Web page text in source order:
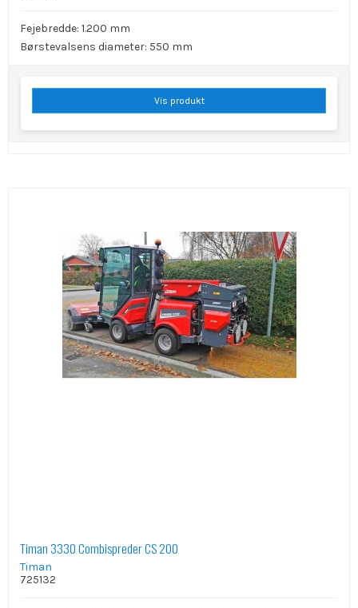
Fejebredde: 1.200 mm
Børstevalsens diameter: 550 mm
Vis produkt
Timan 3330 Combispreder CS 200
Timan
725132